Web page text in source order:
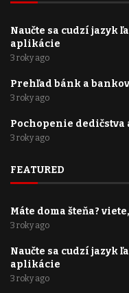
Naučte sa cudzí jazyk
aplikácie
3 roky ago
Prehľad bánk a
3 roky ago
Pochopenie dedičstva
3 roky ago
FEATURED
Máte doma šteňa?
3 roky ago
Naučte sa cudzí jazyk
aplikácie
3 roky ago